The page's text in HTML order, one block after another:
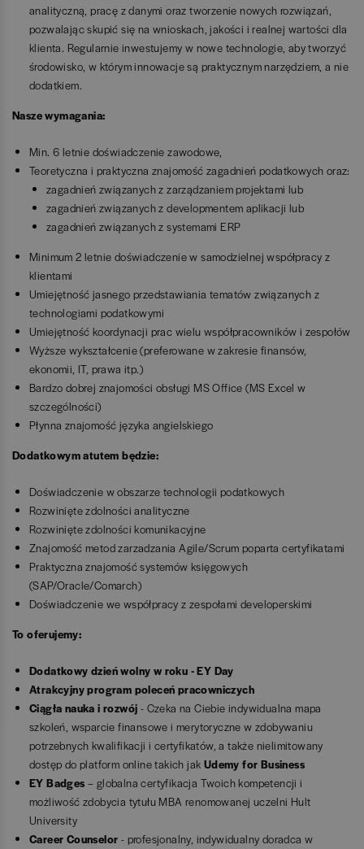
analityczną, pracę z danymi oraz tworzenie nowych rozwiązań,
pozwalając skupić się na wnioskach, jakości i realnej wartości dla
klienta. Regularnie inwestujemy w nowe technologie, aby tworzyć
środowisko, w którym innowacje są praktycznym narzędziem, a nie
dodatkiem.
Nasze wymagania:
Min. 6 letnie doświadczenie zawodowe,
Teoretyczna i praktyczna znajomość zagadnień podatkowych oraz:
zagadnień związanych z zarządzaniem projektami lub
zagadnień związanych z developmentem aplikacji lub
zagadnień związanych z systemami ERP
Minimum 2 letnie doświadczenie w samodzielnej współpracy z
klientami
Umiejętność jasnego przedstawiania tematów związanych z
technologiami podatkowymi
Umiejętność koordynacji prac wielu współpracowników i zespołów
Wyższe wykształcenie (preferowane w zakresie finansów,
ekonomii, IT, prawa itp.)
Bardzo dobrej znajomości obsługi MS Office (MS Excel w
szczególności)
Płynna znajomość języka angielskiego
Dodatkowym atutem będzie:
Doświadczenie w obszarze technologii podatkowych
Rozwinięte zdolności analityczne
Rozwinięte zdolności komunikacyjne
Znajomość metod zarzadzania Agile/Scrum poparta certyfikatami
Praktyczna znajomość systemów księgowych
(SAP/Oracle/Comarch)
Doświadczenie we współpracy z zespołami developerskimi
To oferujemy:
Dodatkowy dzień wolny w roku - EY Day
Atrakcyjny program poleceń pracowniczych
Ciągła nauka i rozwój - Czeka na Ciebie indywidualna mapa
szkoleń, wsparcie finansowe i merytoryczne w zdobywaniu
potrzebnych kwalifikacji i certyfikatów, a także nielimitowany
dostęp do platform online takich jak Udemy for Business
EY Badges – globalna certyfikacja Twoich kompetencji i
możliwość zdobycia tytułu MBA renomowanej uczelni Hult
University
Career Counselor - profesjonalny, indywidualny doradca w